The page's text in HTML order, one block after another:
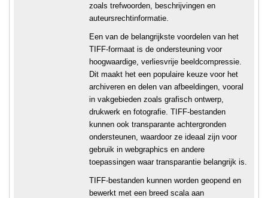
zoals trefwoorden, beschrijvingen en
auteursrechtinformatie.
Een van de belangrijkste voordelen van het
TIFF-formaat is de ondersteuning voor
hoogwaardige, verliesvrije beeldcompressie.
Dit maakt het een populaire keuze voor het
archiveren en delen van afbeeldingen, vooral
in vakgebieden zoals grafisch ontwerp,
drukwerk en fotografie. TIFF-bestanden
kunnen ook transparante achtergronden
ondersteunen, waardoor ze ideaal zijn voor
gebruik in webgraphics en andere
toepassingen waar transparantie belangrijk is.
TIFF-bestanden kunnen worden geopend en
bewerkt met een breed scala aan